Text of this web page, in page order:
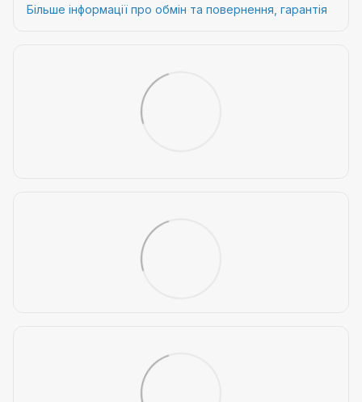
Більше інформації про обмін та повернення, гарантія